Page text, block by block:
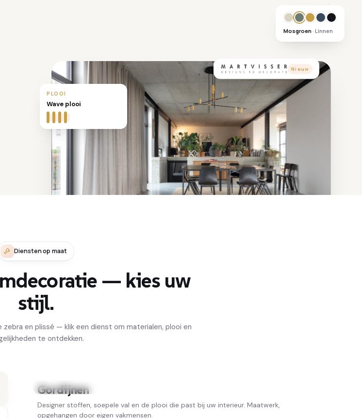
Nieuw
PLOOI
Wave plooi
Mosgroen · Linnen
Diensten op maat
— kies uw
stijl.
en plissé — klik een dienst om materialen, plooi en
te ontdekken.
Mart Visser collectie
Gordijnen
Designer stoffen, soepele val en de plooi die past bij uw interieur. Maatwerk,
opgehangen door eigen vakmensen.